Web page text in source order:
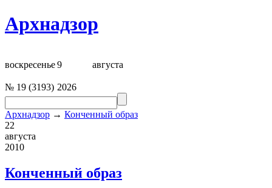
Архнадзор
воскресенье9 августа
№ 19 (3193) 2026
Архнадзор → Конченный образ
22
августа
2010
Конченный образ